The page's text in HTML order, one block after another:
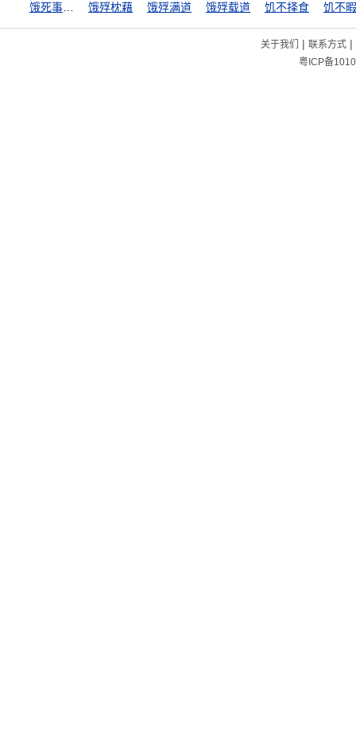
饿殍枕藉 饿殍满道 饿殍载道 饥不择食 饥不
关于我们 | 联系方式|
粤ICP备